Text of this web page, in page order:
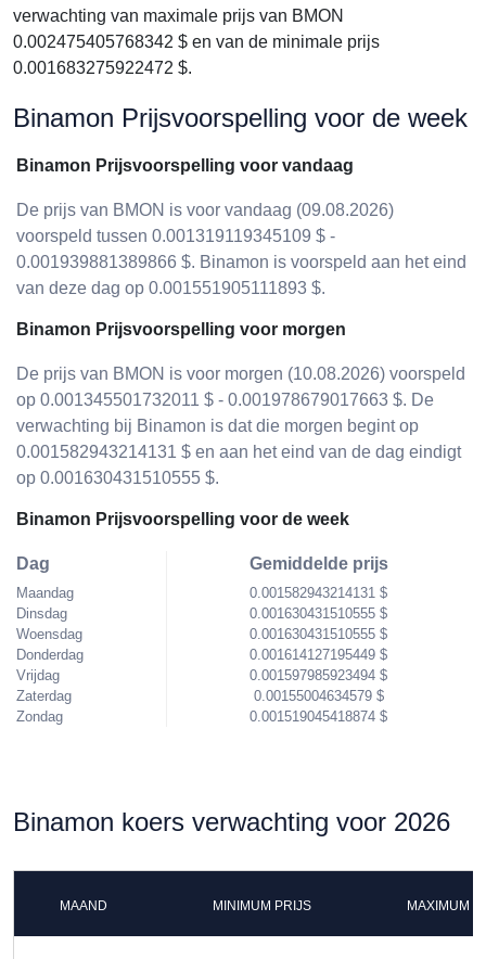
verwachting van maximale prijs van BMON
0.002475405768342 $ en van de minimale prijs
0.001683275922472 $.
Binamon Prijsvoorspelling voor de week
Binamon Prijsvoorspelling voor vandaag
De prijs van BMON is voor vandaag (09.08.2026)
voorspeld tussen 0.001319119345109 $ -
0.001939881389866 $. Binamon is voorspeld aan het eind
van deze dag op 0.001551905111893 $.
Binamon Prijsvoorspelling voor morgen
De prijs van BMON is voor morgen (10.08.2026) voorspeld
op 0.001345501732011 $ - 0.001978679017663 $. De
verwachting bij Binamon is dat die morgen begint op
0.001582943214131 $ en aan het eind van de dag eindigt
op 0.001630431510555 $.
Binamon Prijsvoorspelling voor de week
Dag
Maandag
Dinsdag
Woensdag
Donderdag
Vrijdag
Zaterdag
Zondag
Gemiddelde prijs
0.001582943214131 $
0.001630431510555 $
0.001630431510555 $
0.001614127195449 $
0.001597985923494 $
0.00155004634579 $
0.001519045418874 $
Binamon koers verwachting voor 2026
MAAND MINIMUM PRIJS MAXIMUM